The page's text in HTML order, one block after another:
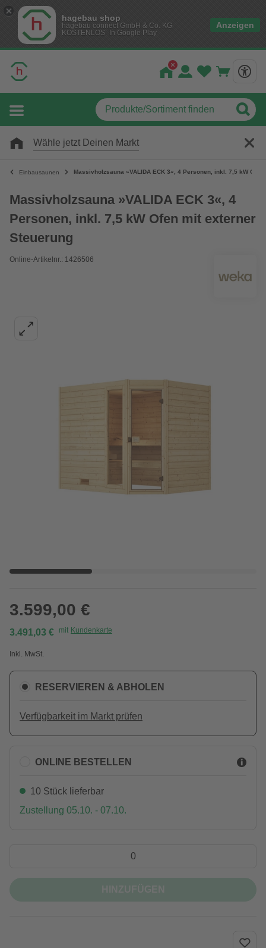
hagebau shop
hagebau connect GmbH & Co. KG
KOSTENLOS- In Google Play
Anzeigen
Wähle jetzt Deinen Markt
Einbausaunen Massivholzsauna »VALIDA ECK 3«, 4 Personen, inkl. 7,5 kW
Massivholzsauna »VALIDA ECK 3«, 4
Personen, inkl. 7,5 kW Ofen mit externer
Steuerung
Online-Artikelnr.: 1426506
3.599,00 €
3.491,03 € mit Kundenkarte
Inkl. MwSt.
RESERVIEREN & ABHOLEN
Verfügbarkeit im Markt prüfen
ONLINE BESTELLEN
10 Stück lieferbar
Zustellung 05.10. - 07.10.